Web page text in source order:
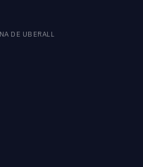
DE UBERALL